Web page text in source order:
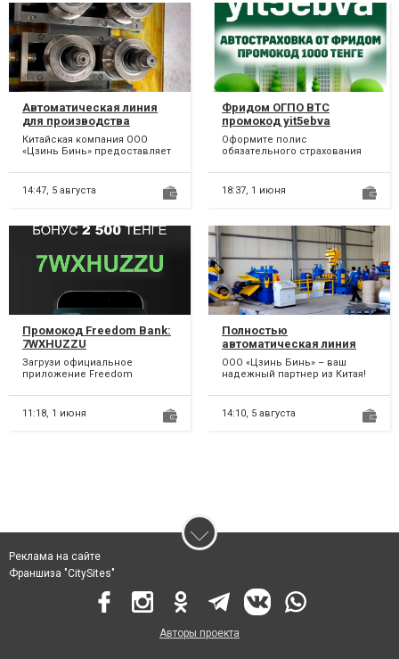
Автоматическая линия
для производства
круглые трубы с лазерной
сваркой модель JB-XZS-
Китайская компания ООО
«Цзинь Бинь» предоставляет
для производства круглые т...
14:47, 5 августа
Фридом ОГПО ВТС
промокод yit5ebva
Оформите полис
обязательного страхования
приложении Freedom
SuperApp (Фри...
18:37, 1 июня
Промокод Freedom Bank:
7WXHUZZU
Загрузи официальное
приложение Freedom
в Google Play или App Store и
заре...
11:18, 1 июня
Полностью
автоматическая линия
для продольной резки
металла.
ООО «Цзинь Бинь» – ваш
надежный партнер из Китая!
Полностью автоматическая
линия...
14:10, 5 августа
Реклама на сайте
Франшиза "CitySites"
Авторы проекта